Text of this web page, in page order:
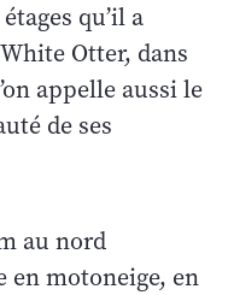
qu’il a
Otter, dans
appelle aussi le
de ses
au nord
en motoneige, en